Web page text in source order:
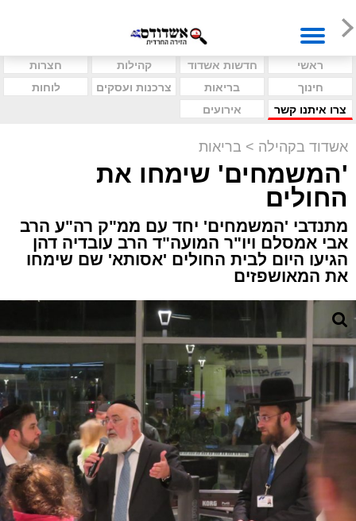
ראשי חדשות אשדוד קהילות
חצרות
חינוך
בריאות צרכנות ועסקים
לוחות
צרו איתנו קשר
אירועים
אשדוד בקהילה > בריאות
'המשמחים' שימחו את
החולים
מתנדבי 'המשמחים' יחד עם ממ"ק רה"ע הרב
אבי אמסלם ויו"ר המועה"ד הרב עובדיה דהן
הגיעו היום לבית החולים 'אסותא' שם שימחו
את המאושפזים